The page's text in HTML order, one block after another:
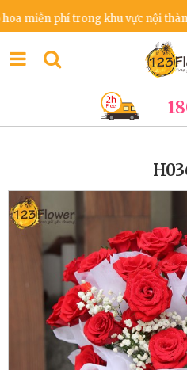
phí trong khu vực nội thành -